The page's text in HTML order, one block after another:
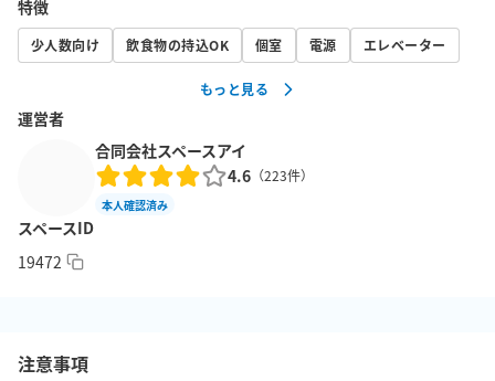
ない60㎝×90㎝両面使用可の縦型を導入。
高速度Wi-Fi（フレッツ光）も完備しております。
小物類もスマートフォン充電器、延長コードを始めとして、文具
類は必要最低限の物は取り揃えてありますので、是非ご活用くだ
40インチ大型液晶テレビ設置しました。スポーツ観戦等にご視聴
ください。（ＢＳは視聴不可）
（利用用途）
・セミナーや勉強会の会場として
特徴
少人数向け 飲食物の持込OK 個室 電源 エレベーター
もっと見る
運営者
合同会社スペースアイ
4.6 （223件）
本人確認済み
スペースID
19472
注意事項